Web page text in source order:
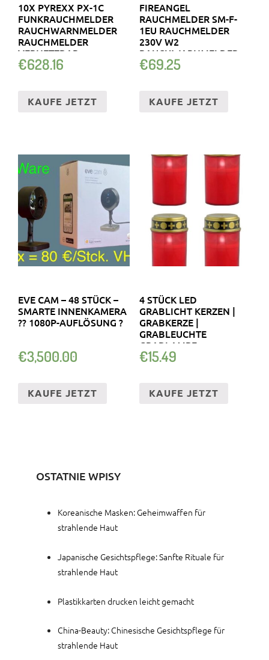
10X PYREXX PX-1C
FUNKRAUCHMELDER
RAUCHWARNMELDER
RAUCHMELDER
VERNETZBAR
€628.16
KAUFE JETZT
FIREANGEL
RAUCHMELDER SM-F-
1EU RAUCHMELDER
230V W2
RAUCHWARNMELDER
KABEL
€69.25
KAUFE JETZT
EVE CAM – 48 STÜCK –
SMARTE INNENKAMERA
?? 1080P-AUFLÖSUNG ?
€3,500.00
KAUFE JETZT
4 STÜCK LED
GRABLICHT KERZEN |
GRABKERZE |
GRABLEUCHTE
GRABLAMPE
FRIEDHOFSKERZE
€15.49
KAUFE JETZT
OSTATNIE WPISY
Koreanische Masken: Geheimwaffen für
strahlende Haut
Japanische Gesichtspflege: Sanfte Rituale für
strahlende Haut
Plastikkarten drucken leicht gemacht
China-Beauty: Chinesische Gesichtspflege für
strahlende Haut